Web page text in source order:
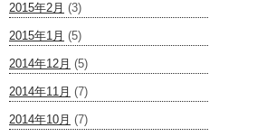
2015年2月 (3)
2015年1月 (5)
2014年12月 (5)
2014年11月 (7)
2014年10月 (7)